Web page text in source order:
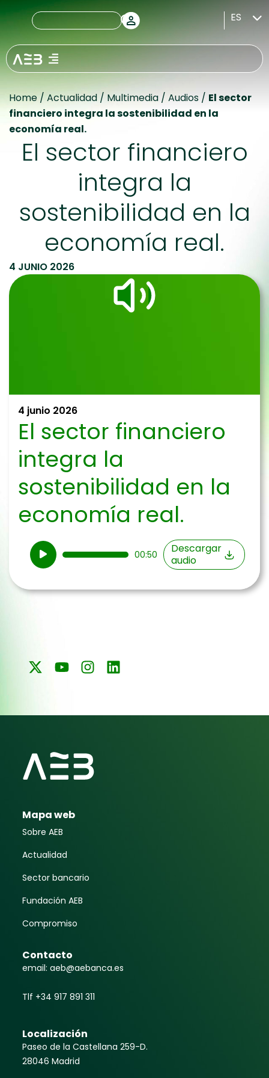
ES
Home / Actualidad / Multimedia / Audios / El sector
financiero integra la sostenibilidad en la
economía real.
El sector financiero
integra la
sostenibilidad en la
economía real.
4 JUNIO 2026
4 junio 2026
El sector financiero
integra la
sostenibilidad en la
economía real.
Reproductor
de
00:50
Descargar
audio
Mapa web
Sobre AEB
Actualidad
Sector bancario
Fundación AEB
Compromiso
Contacto
email: aeb@aebanca.es
Tlf +34 917 891 311
Localización
Paseo de la Castellana 259-D.
28046 Madrid